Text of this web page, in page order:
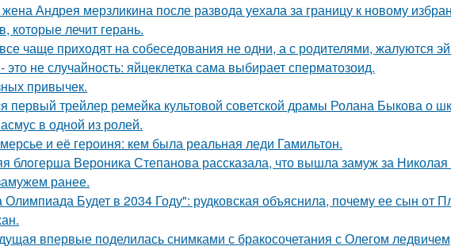
Андрея мерзликина после развода уехала за границу к новому
которые лечит герань.
чаще приходят на собеседования не одни, а с родителями, жалуются
это не случайность: яйцеклетка сама выбирает сперматозоид.
привычек.
первый трейлер ремейка культовой советской драмы Ролана Быкова о
в одной из ролей.
и её героиня: кем была реальная леди Гамильтон.
блoгерша Вероника Степанова рассказала, что вышла замуж за
ранее.
Будет в 2034 Году": рудковская объяснила, почему ее сын от
впервые поделилась снимками с бракосочетания с Олегом